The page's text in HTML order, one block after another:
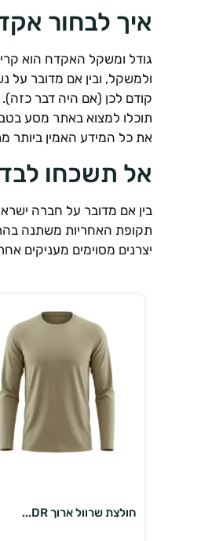
איך לבחור
גודל ומשקל האקדח הוא
ולמשקל, ובין אם מדובר
קודם לכן (אם היה דבר
תוכלו למצוא באתר מסע
את כל המידע האמין ביותר
אל תשכחו
בין אם מדובר על חברה
תקופת האחריות משתנה
יצרנים מסוימים מעניקים
חולצת שרוול ארוך DR...